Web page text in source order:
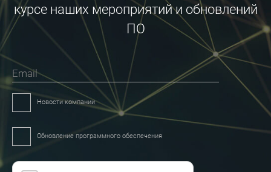
курсе наших мероприятий и обновлений
ПО
Email
Новости компании
Обновление программного обеспечения